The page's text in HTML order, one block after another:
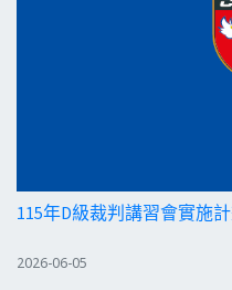
115年D級裁判講習會實施
2026-06-05